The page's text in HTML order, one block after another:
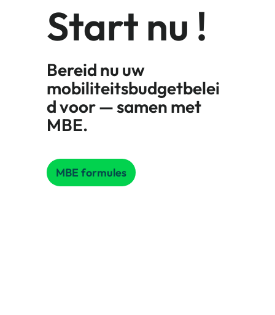
Start nu !
Bereid nu uw
mobiliteitsbudgetbelei
d voor — samen met
MBE.
MBE formules